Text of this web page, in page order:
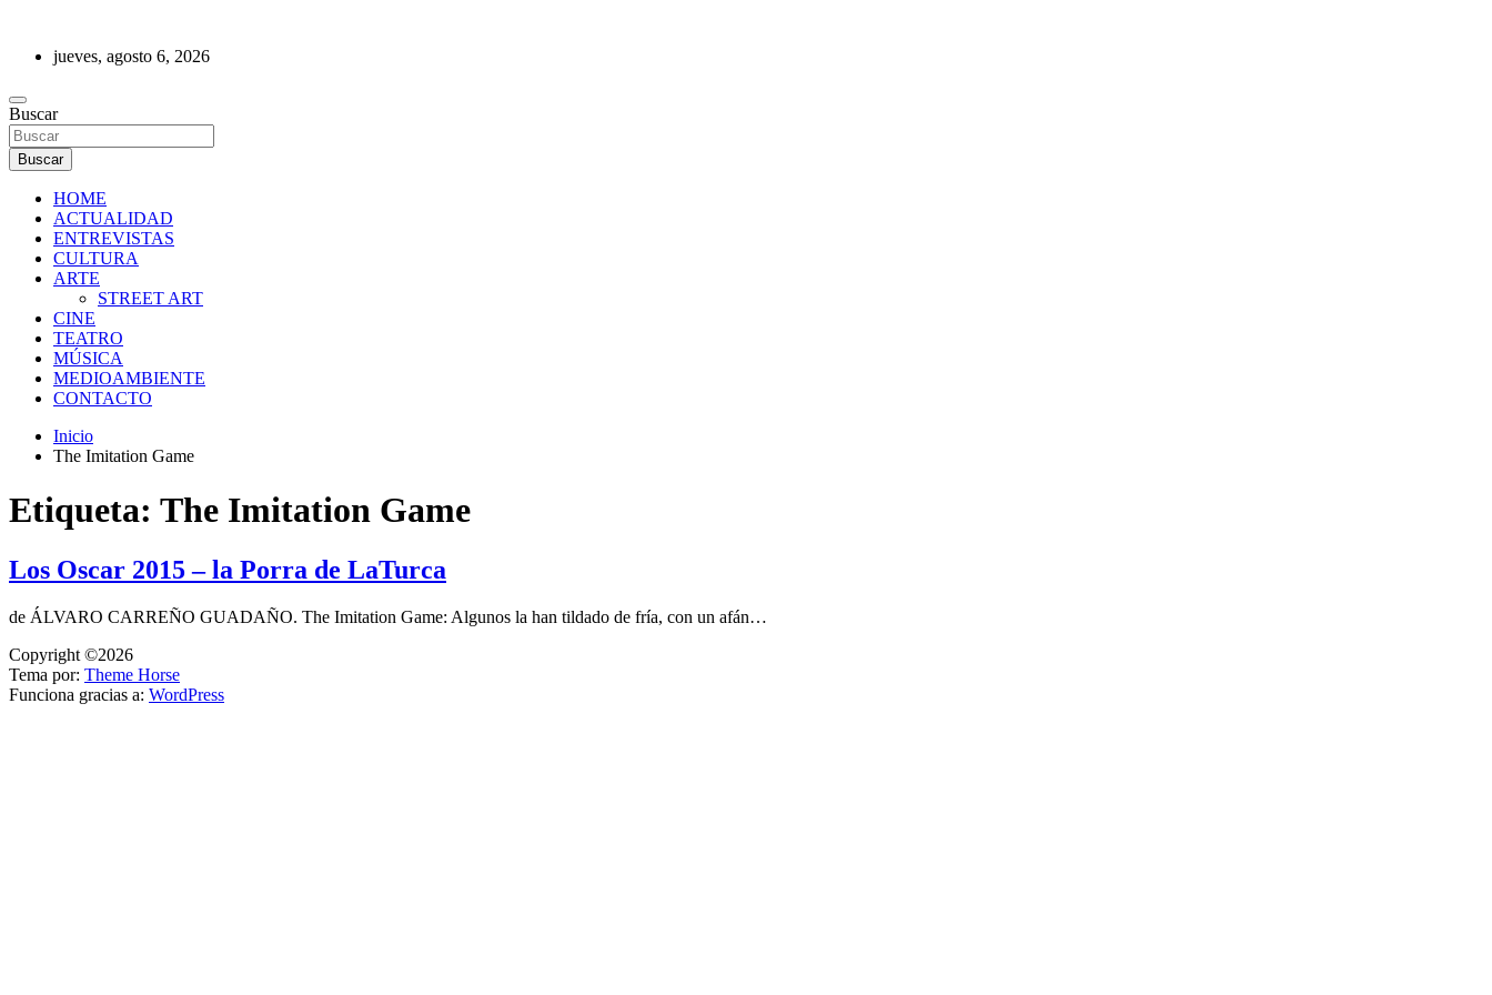
contenidojueves, agosto 6, 2026
REVISTA DE PRENSA
Buscar
Buscar
HOME
ACTUALIDAD
ENTREVISTAS
CULTURA
ARTE
STREET ART
CINE
TEATRO
MÚSICA
MEDIOAMBIENTE
CONTACTO
Inicio
The Imitation Game
Etiqueta: The Imitation Game
Los Oscar 2015 – la Porra de LaTurca
de ÁLVARO CARREÑO GUADAÑO. The Imitation Game: Algunos la han tildado de fría, con un afán…
Copyright ©2026
Tema por: Theme Horse
Funciona gracias a: WordPress